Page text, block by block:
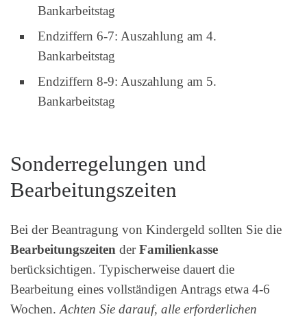
Bankarbeitstag
Endziffern 6-7: Auszahlung am 4.
Bankarbeitstag
Endziffern 8-9: Auszahlung am 5.
Bankarbeitstag
Sonderregelungen und
Bearbeitungszeiten
Bei der Beantragung von Kindergeld sollten Sie die
Bearbeitungszeiten derFamilienkasse
berücksichtigen. Typischerweise dauert die
Bearbeitung eines vollständigen Antrags etwa 4-6
Wochen.Achten Sie darauf, alle erforderlichen